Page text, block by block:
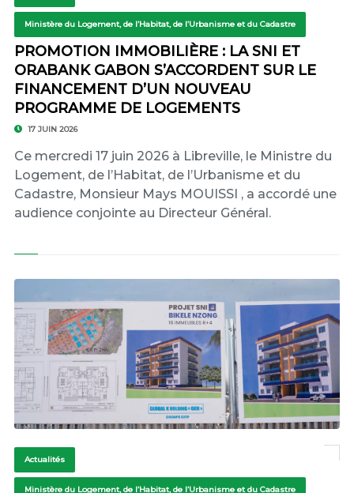
Ministère du Logement, de l’Habitat, de l’Urbanisme et du Cadastre
PROMOTION IMMOBILIÈRE : LA SNI ET
ORABANK GABON S’ACCORDENT SUR LE
FINANCEMENT D’UN NOUVEAU
PROGRAMME DE LOGEMENTS
17 JUIN 2026
Ce mercredi 17 juin 2026 à Libreville, le Ministre du
Logement, de l’Habitat, de l’Urbanisme et du
Cadastre, Monsieur Mays MOUISSI , a accordé une
audience conjointe au Directeur Général.
Actualités
Ministère du Logement, de l’Habitat, de l’Urbanisme et du Cadastre